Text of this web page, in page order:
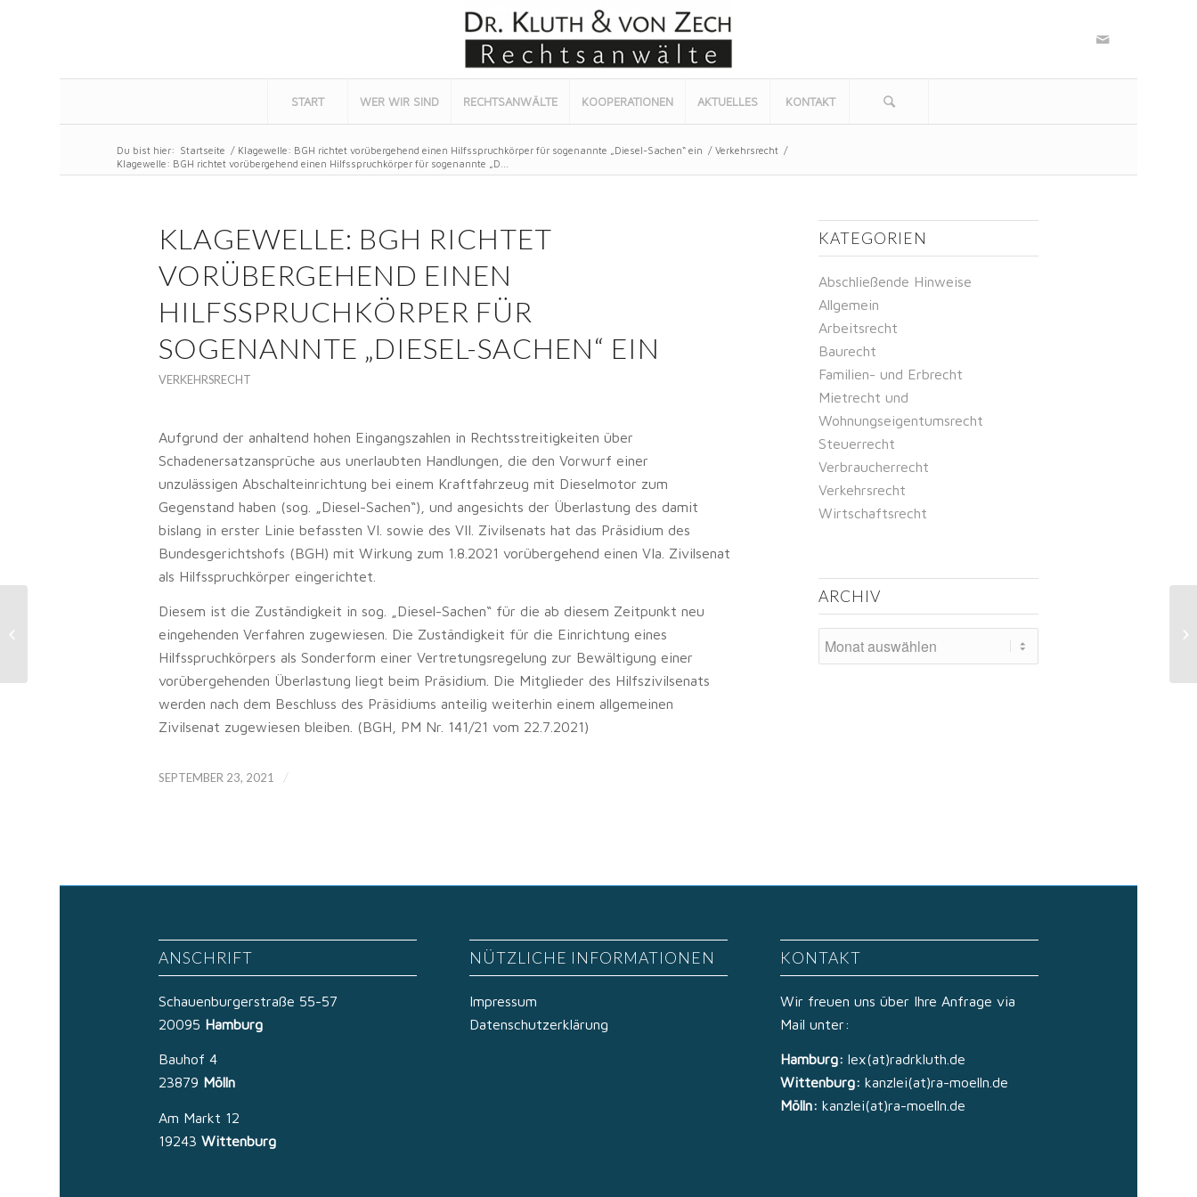
START WER WIR SIND RECHTSANWÄLTE KOOPERATIONEN AKTUELLES KONTAKT
Du bist hier: Startseite / Klagewelle: BGH richtet vorübergehend einen Hilfsspruchkörper für sogenannte „Diesel-Sachen“ ein / Verkehrsrecht /
Klagewelle: BGH richtet vorübergehend einen Hilfsspruchkörper für sogenannte „D...
KLAGEWELLE: BGH RICHTET
VORÜBERGEHEND EINEN
HILFSSPRUCHKÖRPER FÜR
SOGENANNTE „DIESEL-SACHEN“ EIN
VERKEHRSRECHT
Aufgrund der anhaltend hohen Eingangszahlen in Rechtsstreitigkeiten über
Schadenersatzansprüche aus unerlaubten Handlungen, die den Vorwurf einer
unzulässigen Abschalteinrichtung bei einem Kraftfahrzeug mit Dieselmotor zum
Gegenstand haben (sog. „Diesel-Sachen“), und angesichts der Überlastung des damit
bislang in erster Linie befassten VI. sowie des VII. Zivilsenats hat das Präsidium des
Bundesgerichtshofs (BGH) mit Wirkung zum 1.8.2021 vorübergehend einen VIa. Zivilsenat
als Hilfsspruchkörper eingerichtet.
Diesem ist die Zuständigkeit in sog. „Diesel-Sachen“ für die ab diesem Zeitpunkt neu
eingehenden Verfahren zugewiesen. Die Zuständigkeit für die Einrichtung eines
Hilfsspruchkörpers als Sonderform einer Vertretungsregelung zur Bewältigung einer
vorübergehenden Überlastung liegt beim Präsidium. Die Mitglieder des Hilfszivilsenats
werden nach dem Beschluss des Präsidiums anteilig weiterhin einem allgemeinen
Zivilsenat zugewiesen bleiben. (BGH, PM Nr. 141/21 vom 22.7.2021)
SEPTEMBER 23, 2021 /
KATEGORIEN
Abschließende Hinweise
Allgemein
Arbeitsrecht
Baurecht
Familien- und Erbrecht
Mietrecht und
Wohnungseigentumsrecht
Steuerrecht
Verbraucherrecht
Verkehrsrecht
Wirtschaftsrecht
ARCHIV
ANSCHRIFT
Schauenburgerstraße 55-57
20095 Hamburg
Bauhof 4
23879 Mölln
Am Markt 12
19243 Wittenburg
NÜTZLICHE INFORMATIONEN
Impressum
Datenschutzerklärung
KONTAKT
Wir freuen uns über Ihre Anfrage via
Mail unter:
Hamburg: lex(at)radrkluth.de
Wittenburg: kanzlei(at)ra-moelln.de
Mölln: kanzlei(at)ra-moelln.de
BGH-Entscheidung: Rail&Fly als